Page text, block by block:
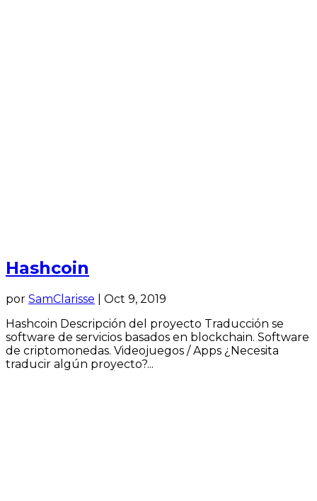
Hashcoin
por SamClarisse
Oct 9, 2019
Hashcoin Descripción del proyecto Traducción se
software de servicios basados en blockchain. Software
de criptomonedas. Videojuegos / Apps ¿Necesita
traducir algún proyecto?...